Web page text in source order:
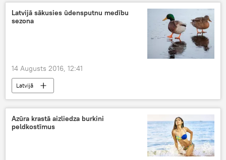
Latvijā sākusies ūdensputnu medību
sezona
14 Augusts 2016, 12:41
Latvijā
Azūra krastā aizliedza burkini
peldkostīmus